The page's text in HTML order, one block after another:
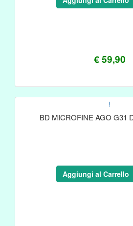
€ 59,90
!
BD MICROFINE AGO G31
Aggiungi al Carrello